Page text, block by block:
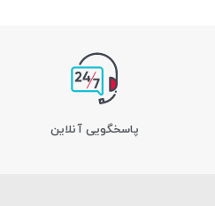
پاسخگویی آنلاین